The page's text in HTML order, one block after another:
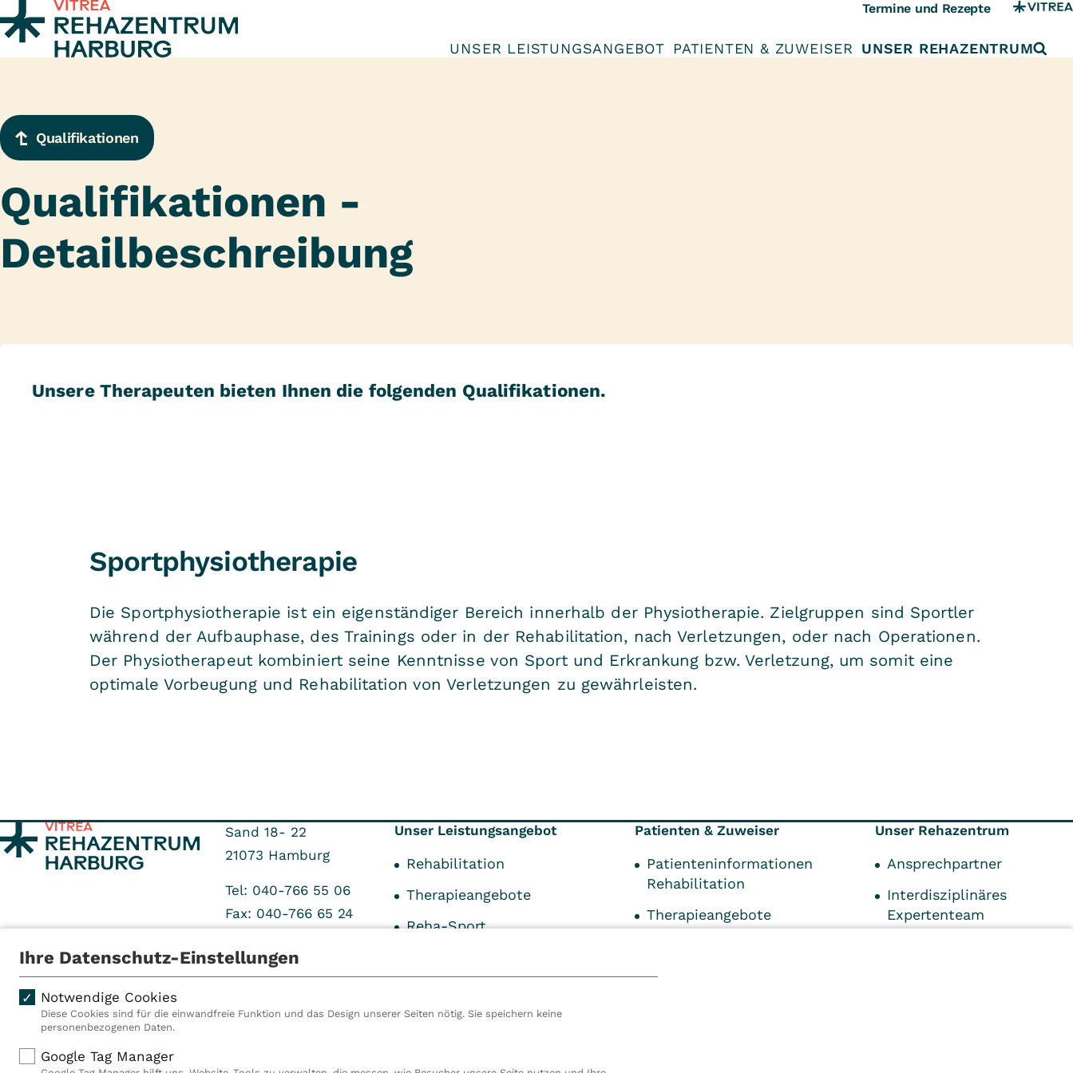
Zum Inhalt springen Termine und Rezepte
UNSER LEISTUNGSANGEBOT PATIENTEN & ZUWEISER UNSER REHAZENTRUM
Qualifikationen
Qualifikationen -
Detailbeschreibung
Unsere Therapeuten bieten Ihnen die folgenden Qualifikationen.
Sportphysiotherapie
Die Sportphysiotherapie ist ein eigenständiger Bereich innerhalb der Physiotherapie. Zielgruppen sind Sportler
während der Aufbauphase, des Trainings oder in der Rehabilitation, nach Verletzungen, oder nach Operationen.
Der Physiotherapeut kombiniert seine Kenntnisse von Sport und Erkrankung bzw. Verletzung, um somit eine
optimale Vorbeugung und Rehabilitation von Verletzungen zu gewährleisten.
Sand 18- 22
21073 Hamburg
Tel: 040-766 55 06
Fax: 040-766 65 24
Unser Leistungsangebot
Rehabilitation
Therapieangebote
Reha-Sport
Patienten & Zuweiser
Patienteninformationen
Rehabilitation
Therapieangebote
Unser Rehazentrum
Ansprechpartner
Interdisziplinäres
Expertenteam
Ihre Datenschutz-Einstellungen
Notwendige Cookies
Diese Cookies sind für die einwandfreie Funktion und das Design unserer Seiten nötig. Sie speichern keine
personenbezogenen Daten.
Google Tag Manager